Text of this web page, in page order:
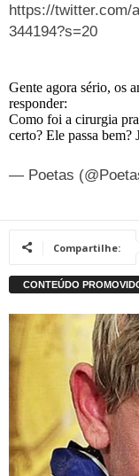
https://twitter.com/
344194?s=20
Gente agora sério, os
responder:
Como foi a cirurgia
certo? Ele passa
— Poetas
Compartilhe: